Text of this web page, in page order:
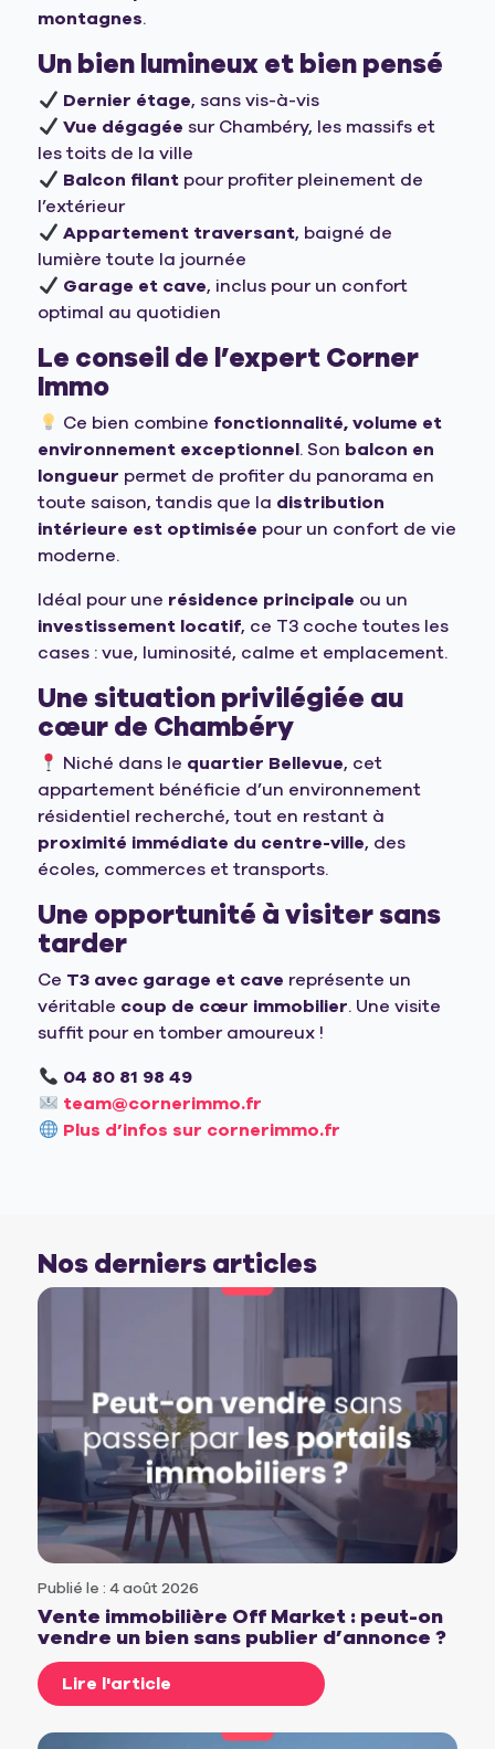
montagnes.
Un bien lumineux et bien pensé
Dernier étage, sans vis-à-vis
Vue dégagée sur Chambéry, les massifs et
les toits de la ville
Balcon filantpour profiter pleinement de
l’extérieur
Appartement traversant, baigné de
lumière toute la journée
Garage et cave, inclus pour un confort
optimal au quotidien
Le conseil de l’expert Corner
Immo
Ce bien combine fonctionnalité, volume et
environnement exceptionnel. Son balcon en
longueur permet de profiter du panorama en
toute saison, tandis que la distribution
intérieure est optimisée pour un confort de vie
moderne.
Idéal pour une résidence principale ou un
investissement locatif, ce T3 coche toutes les
cases : vue, luminosité, calme et emplacement.
Une situation privilégiée au
cœur de Chambéry
Niché dans le quartier Bellevue, cet
appartement bénéficie d’un environnement
résidentiel recherché, tout en restant à
proximité immédiate du centre-ville, des
écoles, commerces et transports.
Une opportunité à visiter sans
tarder
Ce T3 avec garage et cave représente un
véritable coup de cœur immobilier. Une visite
suffit pour en tomber amoureux !
04 80 81 98 49
team@cornerimmo.fr
Plus d’infos sur cornerimmo.fr
Nos derniers articles
Publié le : 4 août 2026
Vente immobilière Off Market : peut-on
vendre un bien sans publier d’annonce ?
Lire l'article